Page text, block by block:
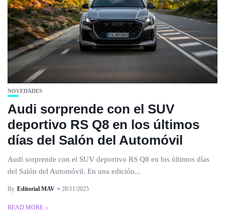
NOVEDADES
Audi sorprende con el SUV
deportivo RS Q8 en los últimos
días del Salón del Automóvil
Audi sorprende con el SUV deportivo RS Q8 en los últimos días
del Salón del Automóvil. En una edición...
By Editorial MAV 28/11/2025
READ MORE